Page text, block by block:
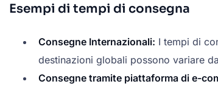
Esempi di tempi di consegna
Consegne Internazionali: I tempi di
destinazioni globali possono variare
Consegne tramite piattaforma di e-